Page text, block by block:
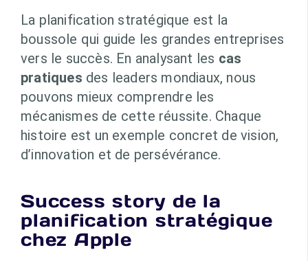
La planification stratégique est la
boussole qui guide les grandes entreprises
vers le succès. En analysant les cas
pratiques des leaders mondiaux, nous
pouvons mieux comprendre les
mécanismes de cette réussite. Chaque
histoire est un exemple concret de vision,
d’innovation et de persévérance.
Success story de la
planification stratégique
chez Apple